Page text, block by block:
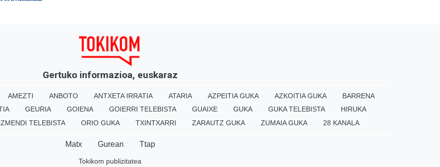
Gertuko informazioa, euskaraz
AMEZTI ANBOTO ANTXETA IRRATIA ATARIA AZPEITIA GUKA AZKOITIA GUKA
BARRENA
GEURIA GOIENA GOIERRI TELEBISTA GUAIXE GUKA GUKA TELEBISTA
HIRUKA
TELEBISTA ORIO GUKA TXINTXARRI ZARAUTZ GUKA ZUMAIA GUKA 28 KANALA
Matx Gurean Ttap
Tokikom publizitatea